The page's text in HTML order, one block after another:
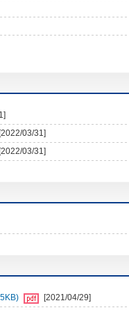
[2022/03/31]
[2022/03/31]
[2021/04/29]